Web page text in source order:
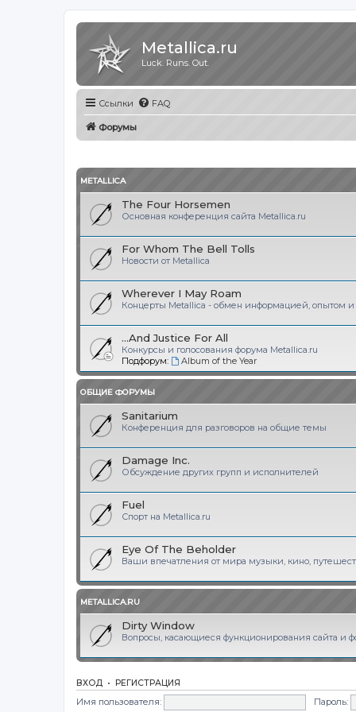
Metallica.ru
Luck. Runs. Out.
Ссылки FAQ
Форумы
METALLICA
The Four Horsemen
Основная конференция сайта Metallica.ru
For Whom The Bell Tolls
Новости от Metallica
Wherever I May Roam
Концерты Metallica - обмен информацией, опытом
...And Justice For All
Конкурсы и голосования форума Metallica.ru
Подфорум:
Album of the Year
ОБЩИЕ ФОРУМЫ
Sanitarium
Конференция для разговоров на общие темы
Damage Inc.
Обсуждение других групп и исполнителей
Fuel
Спорт на Metallica.ru
Eye Of The Beholder
Ваши впечатления от мира музыки, кино,
METALLICA.RU
Dirty Window
Вопросы, касающиеся функционирования сайта и
ВХОД • РЕГИСТРАЦИЯ
Имя пользователя: Пароль: